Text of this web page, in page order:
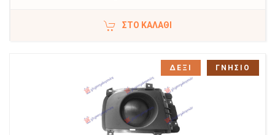
ΣΤΟ ΚΑΛΆΘΙ
ΔΕΞΙ ΓΝΗΣΙΟ